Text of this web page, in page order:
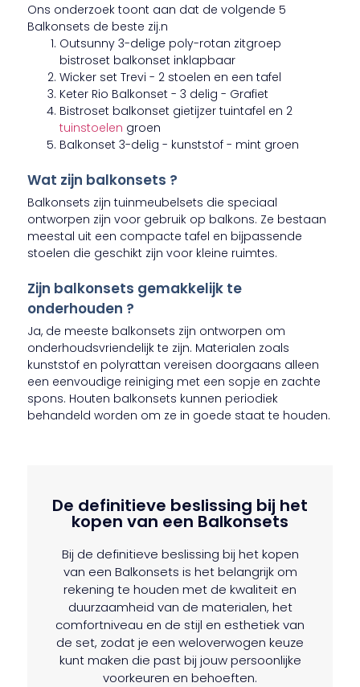
Ons onderzoek toont aan dat de volgende 5
Balkonsets de beste zij.n
Outsunny 3-delige poly-rotan zitgroep
bistroset balkonset inklapbaar ​
Wicker set Trevi - 2 stoelen en een tafel ​
Keter Rio Balkonset - 3 delig - Grafiet
Bistroset balkonset gietijzer tuintafel en 2
tuinstoelen groen
Balkonset 3-delig - kunststof - mint groen
Wat zijn balkonsets ?
Balkonsets zijn tuinmeubelsets die speciaal
ontworpen zijn voor gebruik op balkons. Ze bestaan
meestal uit een compacte tafel en bijpassende
stoelen die geschikt zijn voor kleine ruimtes.
Zijn balkonsets gemakkelijk te
onderhouden ?
Ja, de meeste balkonsets zijn ontworpen om
onderhoudsvriendelijk te zijn. Materialen zoals
kunststof en polyrattan vereisen doorgaans alleen
een eenvoudige reiniging met een sopje en zachte
spons. Houten balkonsets kunnen periodiek
behandeld worden om ze in goede staat te houden.
De definitieve beslissing bij het
kopen van een Balkonsets
Bij de definitieve beslissing bij het kopen
van een Balkonsets is het belangrijk om
rekening te houden met de kwaliteit en
duurzaamheid van de materialen, het
comfortniveau en de stijl en esthetiek van
de set, zodat je een weloverwogen keuze
kunt maken die past bij jouw persoonlijke
voorkeuren en behoeften.